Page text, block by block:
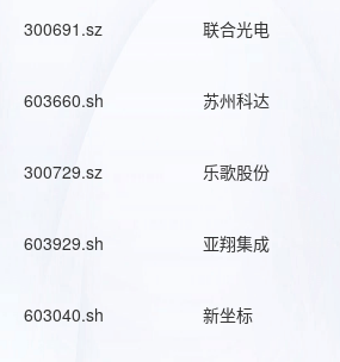
300691.sz 联合光电
603660.sh 苏州科达
300729.sz 乐歌股份
603929.sh 亚翔集成
603040.sh 新坐标